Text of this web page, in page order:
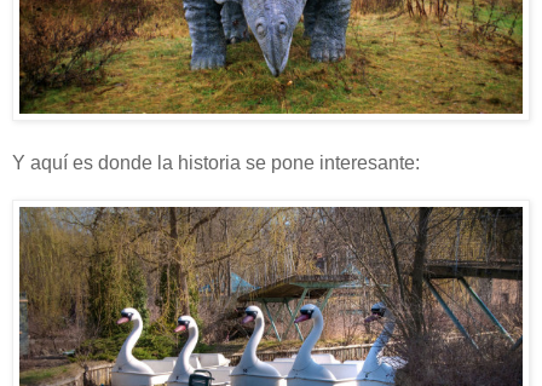
Y aquí es donde la historia se pone interesante: